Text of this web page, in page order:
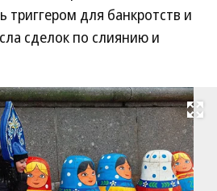
триггером для банкротств и
сделок по слиянию и
Развернуть